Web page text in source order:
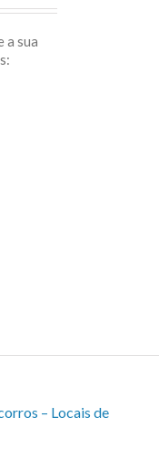
a sua
– Locais de